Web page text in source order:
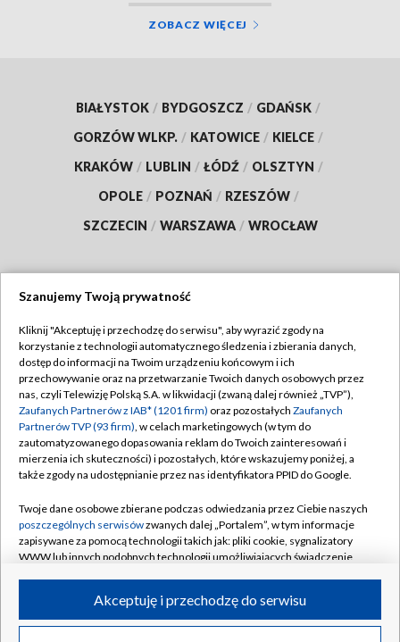
ZOBACZ WIĘCEJ
BIAŁYSTOK / BYDGOSZCZ / GDAŃSK /
GORZÓW WLKP. / KATOWICE / KIELCE /
KRAKÓW / LUBLIN / ŁÓDŹ / OLSZTYN /
OPOLE / POZNAŃ / RZESZÓW /
SZCZECIN / WARSZAWA / WROCŁAW
TVP
Abonament TVP
Emisja w TVP
Centrum informacji TVP
Naziemna Telewizja Cyfrowa
Rada Programowa
System NOS
Informacje o nadawcy
Program dla prasy
Regulamin TVP
Polityka prywatności
Moje zgody
Pomoc
Kontakt
Kanały
©2026 Telewizja Polska S.A. w likwidacji
Szanujemy Twoją prywatność
Kliknij "Akceptuję i przechodzę do serwisu", aby wyrazić zgody na
korzystanie z technologii automatycznego śledzenia i zbierania danych,
dostęp do informacji na Twoim urządzeniu końcowym i ich
przechowywanie oraz na przetwarzanie Twoich danych osobowych przez
nas, czyli Telewizję Polską S.A. w likwidacji (zwaną dalej również „TVP”),
Zaufanych Partnerów z IAB* (1201 firm) oraz pozostałych Zaufanych
Partnerów TVP (93 firm), w celach marketingowych (w tym do
zautomatyzowanego dopasowania reklam do Twoich zainteresowań i
mierzenia ich skuteczności) i pozostałych, które wskazujemy poniżej, a
także zgody na udostępnianie przez nas identyfikatora PPID do Google.
Twoje dane osobowe zbierane podczas odwiedzania przez Ciebie naszych
poszczególnych serwisówzwanych dalej „Portalem”, w tym informacje
zapisywane za pomocą technologii takich jak: pliki cookie, sygnalizatory
WWW lub innych podobnych technologii umożliwiających świadczenie
ruchu w Internecie.Akceptuję i przechodzę do serwisu